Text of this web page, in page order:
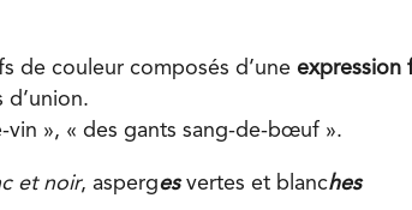
de couleur composés d’une expression
d’union.
vin », « des gants sang-de-bœuf ».
et noir, aspergesvertes et blanches